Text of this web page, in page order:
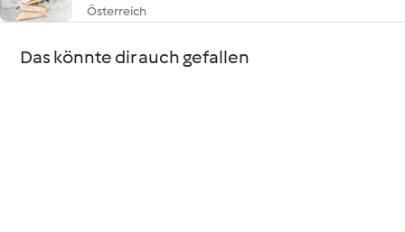
Österreich
Das könnte dir auch gefallen